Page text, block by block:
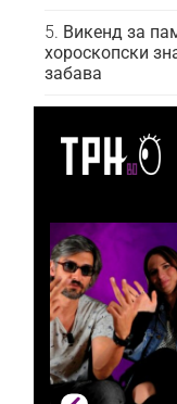
Викенд за
хороскопски
забава